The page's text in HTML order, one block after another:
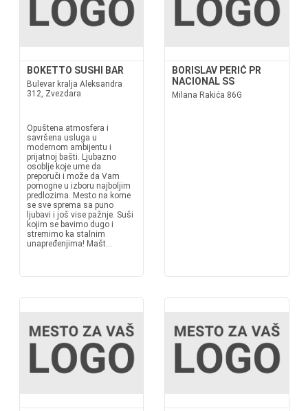
BOKETTO SUSHI BAR
Bulevar kralja Aleksandra
312, Zvezdara
Opuštena atmosfera i
savršena usluga u
modernom ambijentu i
prijatnoj bašti. Ljubazno
osoblje koje ume da
preporuči i može da Vam
pomogne u izboru najboljim
predlozima. Mesto na kome
se sve sprema sa puno
ljubavi i još vise pažnje. Suši
kojim se bavimo dugo i
stremimo ka stalnim
unapređenjima! Mašt...
BORISLAV PERIĆ PR
NACIONAL SS
Milana Rakića 86G